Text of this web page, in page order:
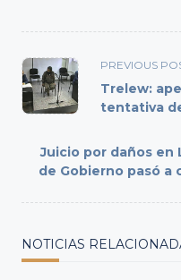
<span
class="nav-
subtitle
reader-
text">Page</span>
PREVIOUS
Trelew:
tentativa
Juicio por daños en
de Gobierno pasó
NOTICIAS